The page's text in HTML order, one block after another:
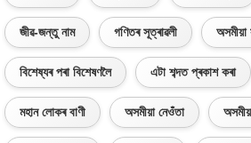
জীৱ-জন্তু নাম গণিতৰ সূত্ৰাৱলী অসমীয়া
বিশেষ্যৰ পৰা বিশেষণলৈ এটা শব্দত প্ৰকাশ কৰা
মহান লোকৰ বাণী অসমীয়া নেওঁতা